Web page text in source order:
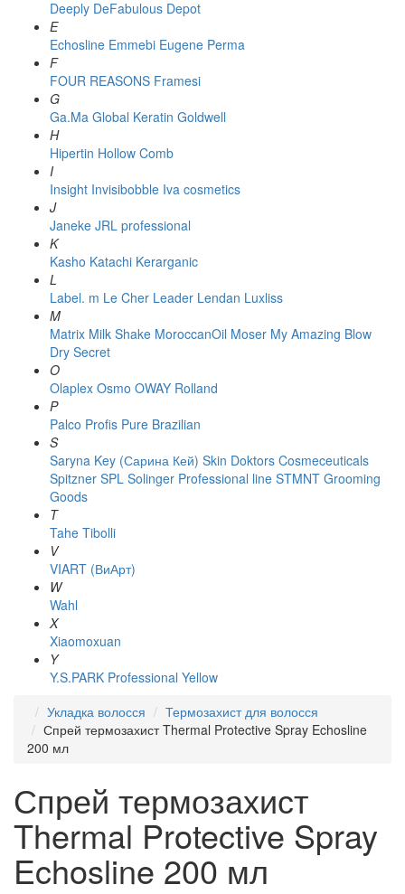
Deeply DeFabulous Depot
E
Echosline Emmebi Eugene Perma
F
FOUR REASONS Framesi
G
Ga.Ma Global Keratin Goldwell
H
Hipertin Hollow Comb
I
Insight Invisibobble Iva cosmetics
J
Janeke JRL professional
K
Kasho Katachi Kerarganic
L
Label. m Le Cher Leader Lendan Luxliss
M
Matrix Milk Shake MoroccanOil Moser My Amazing Blow
Dry Secret
O
Olaplex Osmo OWAY Rolland
P
Palco Profis Pure Brazilian
S
Saryna Key (Сарина Кей) Skin Doktors Cosmeceuticals
Spitzner SPL Solinger Professional line STMNT Grooming
Goods
T
Tahe Tibolli
V
VIART (ВиАрт)
W
Wahl
X
Xiaomoxuan
Y
Y.S.PARK Professional Yellow
Укладка волосся
Термозахист для волосся
Спрей термозахист Thermal Protective Spray Echosline
200 мл
Спрей термозахист
Thermal Protective Spray
Echosline 200 мл